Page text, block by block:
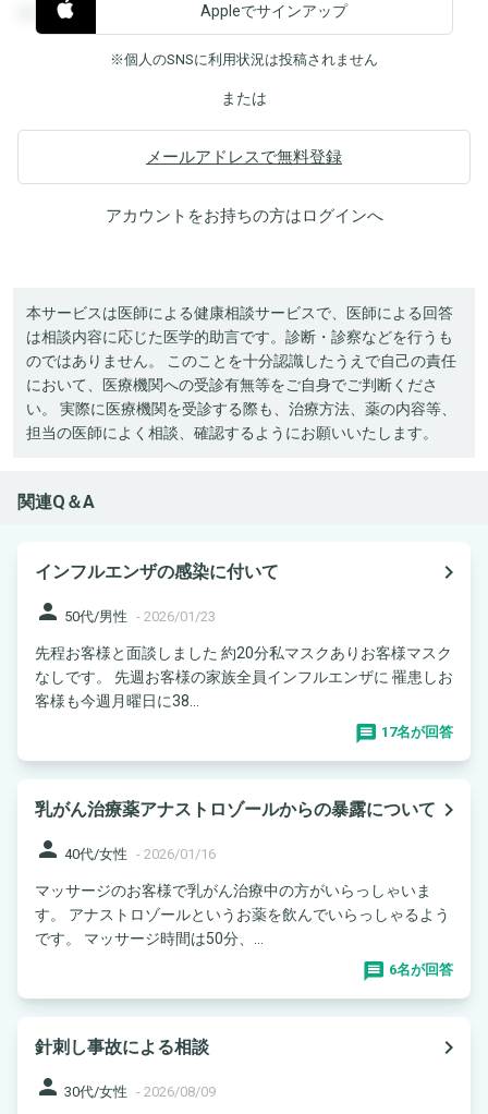
覧することができます。
Appleでサインアップ
※個人のSNSに利用状況は投稿されません
または
メールアドレスで無料登録
アカウントをお持ちの方はログインへ
本サービスは医師による健康相談サービスで、医師による回答
は相談内容に応じた医学的助言です。診断・診察などを行うも
のではありません。 このことを十分認識したうえで自己の責任
において、医療機関への受診有無等をご自身でご判断くださ
い。 実際に医療機関を受診する際も、治療方法、薬の内容等、
担当の医師によく相談、確認するようにお願いいたします。
関連Q＆A
インフルエンザの感染に付いて
navigate_next
person 50代/男性 - 2026/01/23
先程お客様と面談しました 約20分私マスクありお客様マスク
なしです。 先週お客様の家族全員インフルエンザに 罹患しお
客様も今週月曜日に38...
17名が回答
乳がん治療薬アナストロゾールからの暴露について navigate_next
person 40代/女性 - 2026/01/16
マッサージのお客様で乳がん治療中の方がいらっしゃいま
す。 アナストロゾールというお薬を飲んでいらっしゃるよう
です。 マッサージ時間は50分、...
6名が回答
針刺し事故による相談
navigate_next
person 30代/女性 - 2026/08/09